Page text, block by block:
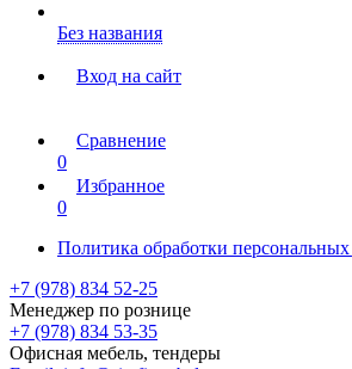
Без названия
Вход на сайт
Сравнение
0
Избранное
0
Политика обработки
+7 (978) 834 52-25
Менеджер по рознице
+7 (978) 834 53-35
Офисная мебель, тендеры